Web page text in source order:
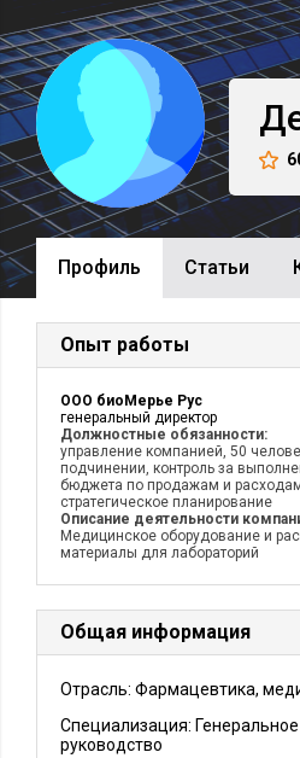
Профиль Cтатьи
Опыт работы
ООО биоМерье Рус
генеральный директор
Должностные обязанности:
управление компанией, 50
подчинении, контроль за
бюджета по продажам и
стратегическое планирование
Описание деятельности
Медицинское оборудование и
материалы для лабораторий
Общая информация
Отрасль: Фармацевтика,
Специализация: Генеральное
руководство